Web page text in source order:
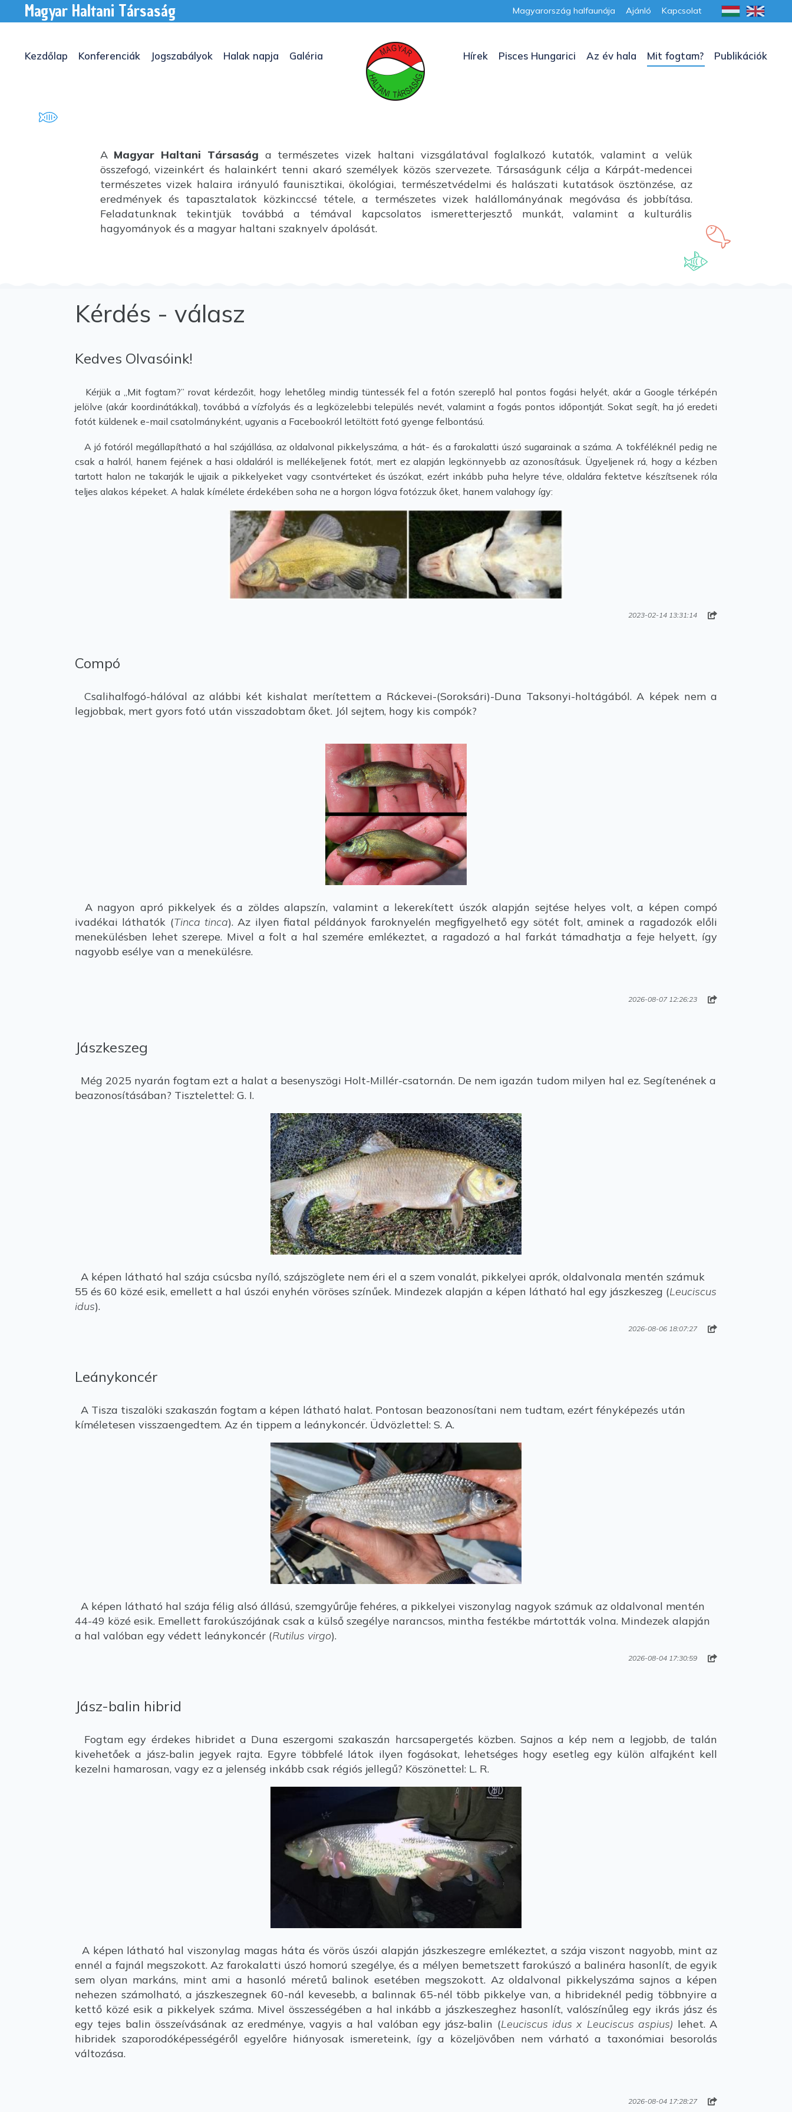
Magyar Haltani Társaság Magyarország halfaunája Ajánló Kapcsolat
Kezdőlap Konferenciák Jogszabályok Halak napja Galéria Hírek Pisces Hungarici Az év hala Mit fogtam? Publikációk
A Magyar Haltani Társaság a természetes vizek haltani vizsgálatával foglalkozó kutatók, valamint a velük
összefogó, vizeinkért és halainkért tenni akaró személyek közös szervezete. Társaságunk célja a Kárpát-medencei
természetes vizek halaira irányuló faunisztikai, ökológiai, természetvédelmi és halászati kutatások ösztönzése, az
eredmények és tapasztalatok közkinccsé tétele, a természetes vizek halállományának megóvása és jobbítása.
Feladatunknak tekintjük továbbá a témával kapcsolatos ismeretterjesztő munkát, valamint a kulturális
hagyományok és a magyar haltani szaknyelv ápolását.
Kérdés - válasz
Kedves Olvasóink!
Kérjük a „Mit fogtam?” rovat kérdezőit, hogy lehetőleg mindig tüntessék fel a fotón szereplő hal pontos fogási helyét, akár a Google térképén
jelölve (akár koordinátákkal), továbbá a vízfolyás és a legközelebbi település nevét, valamint a fogás pontos időpontját. Sokat segít, ha jó eredeti
fotót küldenek e-mail csatolmányként, ugyanis a Facebookról letöltött fotó gyenge felbontású.
A jó fotóról megállapítható a hal szájállása, az oldalvonal pikkelyszáma, a hát- és a farokalatti úszó sugarainak a száma. A tokféléknél pedig ne
csak a halról, hanem fejének a hasi oldaláról is mellékeljenek fotót, mert ez alapján legkönnyebb az azonosításuk. Ügyeljenek rá, hogy a kézben
tartott halon ne takarják le ujjaik a pikkelyeket vagy csontvérteket és úszókat, ezért inkább puha helyre téve, oldalára fektetve készítsenek róla
teljes alakos képeket. A halak kímélete érdekében soha ne a horgon lógva fotózzuk őket, hanem valahogy így:
2023-02-14 13:31:14
Compó
Csalihalfogó-hálóval az alábbi két kishalat merítettem a Ráckevei-(Soroksári)-Duna Taksonyi-holtágából. A képek nem a
legjobbak, mert gyors fotó után visszadobtam őket. Jól sejtem, hogy kis compók?
A nagyon apró pikkelyek és a zöldes alapszín, valamint a lekerekített úszók alapján sejtése helyes volt, a képen compó
ivadékai láthatók (Tinca tinca). Az ilyen fiatal példányok faroknyelén megfigyelhető egy sötét folt, aminek a ragadozók előli
menekülésben lehet szerepe. Mivel a folt a hal szemére emlékeztet, a ragadozó a hal farkát támadhatja a feje helyett, így
nagyobb esélye van a menekülésre.
2026-08-07 12:26:23
Jászkeszeg
Még 2025 nyarán fogtam ezt a halat a besenyszögi Holt-Millér-csatornán. De nem igazán tudom milyen hal ez. Segítenének a
beazonosításában? Tisztelettel: G. I.
A képen látható hal szája csúcsba nyíló, szájszöglete nem éri el a szem vonalát, pikkelyei aprók, oldalvonala mentén számuk
55 és 60 közé esik, emellett a hal úszói enyhén vöröses színűek. Mindezek alapján a képen látható hal egy jászkeszeg (Leuciscus
idus).
2026-08-06 18:07:27
Leánykoncér
A Tisza tiszalöki szakaszán fogtam a képen látható halat. Pontosan beazonosítani nem tudtam, ezért fényképezés után
kíméletesen visszaengedtem. Az én tippem a leánykoncér. Üdvözlettel: S. A.
A képen látható hal szája félig alsó állású, szemgyűrűje fehéres, a pikkelyei viszonylag nagyok számuk az oldalvonal mentén
44-49 közé esik. Emellett farokúszójának csak a külső szegélye narancsos, mintha festékbe mártották volna. Mindezek alapján
a hal valóban egy védett leánykoncér (Rutilus virgo).
2026-08-04 17:30:59
Jász-balin hibrid
Fogtam egy érdekes hibridet a Duna eszergomi szakaszán harcsapergetés közben. Sajnos a kép nem a legjobb, de talán
kivehetőek a jász-balin jegyek rajta. Egyre többfelé látok ilyen fogásokat, lehetséges hogy esetleg egy külön alfajként kell
kezelni hamarosan, vagy ez a jelenség inkább csak régiós jellegű? Köszönettel: L. R.
A képen látható hal viszonylag magas háta és vörös úszói alapján jászkeszegre emlékeztet, a szája viszont nagyobb, mint az
ennél a fajnál megszokott. Az farokalatti úszó homorú szegélye, és a mélyen bemetszett farokúszó a balinéra hasonlít, de egyik
sem olyan markáns, mint ami a hasonló méretű balinok esetében megszokott. Az oldalvonal pikkelyszáma sajnos a képen
nehezen számolható, a jászkeszegnek 60-nál kevesebb, a balinnak 65-nél több pikkelye van, a hibrideknél pedig többnyire a
kettő közé esik a pikkelyek száma. Mivel összességében a hal inkább a jászkeszeghez hasonlít, valószínűleg egy ikrás jász és
egy tejes balin összeívásának az eredménye, vagyis a hal valóban egy jász-balin (Leuciscus idus x Leuciscus aspius) lehet. A
hibridek szaporodóképességéről egyelőre hiányosak ismereteink, így a közeljövőben nem várható a taxonómiai besorolás
változása.
2026-08-04 17:28:27